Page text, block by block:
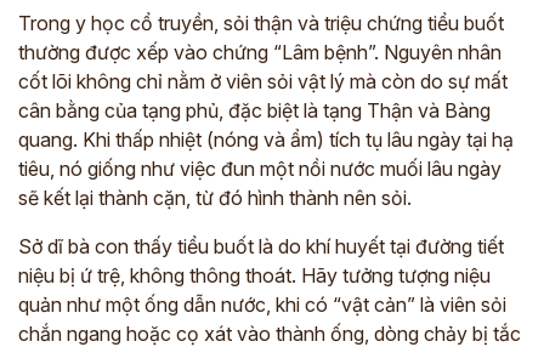
Trong y học cổ truyền, sỏi thận và triệu chứng tiểu buốt
thường được xếp vào chứng “Lâm bệnh”. Nguyên nhân
cốt lõi không chỉ nằm ở viên sỏi vật lý mà còn do sự mất
cân bằng của tạng phủ, đặc biệt là tạng Thận và Bàng
quang. Khi thấp nhiệt (nóng và ẩm) tích tụ lâu ngày tại hạ
tiêu, nó giống như việc đun một nồi nước muối lâu ngày
sẽ kết lại thành cặn, từ đó hình thành nên sỏi.
Sở dĩ bà con thấy tiểu buốt là do khí huyết tại đường tiết
niệu bị ứ trệ, không thông thoát. Hãy tưởng tượng niệu
quản như một ống dẫn nước, khi có “vật cản” là viên sỏi
chắn ngang hoặc cọ xát vào thành ống, dòng chảy bị tắc